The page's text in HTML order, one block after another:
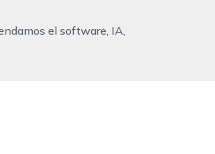
el software, IA,